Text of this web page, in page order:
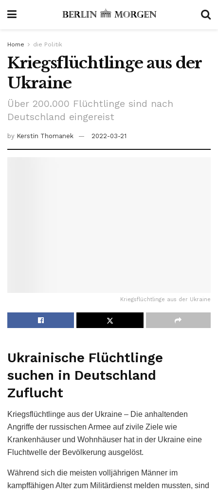
Home die Politik
Kriegsflüchtlinge aus der
Ukraine
Über 200.000 Flüchtlinge sind nach
Deutschland eingereist
by Kerstin Thomanek 2022-03-21
Kriegsflüchtlinge aus der Ukraine
Ukrainische Flüchtlinge
suchen in Deutschland
Zuflucht
Kriegsflüchtlinge aus der Ukraine – Die anhaltenden
Angriffe der russischen Armee auf zivile Ziele wie
Krankenhäuser und Wohnhäuser hat in der Ukraine eine
Fluchtwelle der Bevölkerung ausgelöst.
Während sich die meisten volljährigen Männer im
kampffähigen Alter zum Militärdienst melden mussten, sind